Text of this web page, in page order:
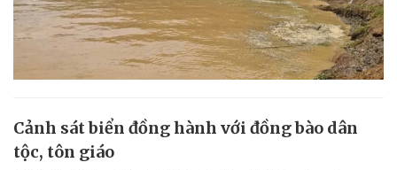
Cảnh sát biển đồng hành với đồng bào dân
tộc, tôn giáo